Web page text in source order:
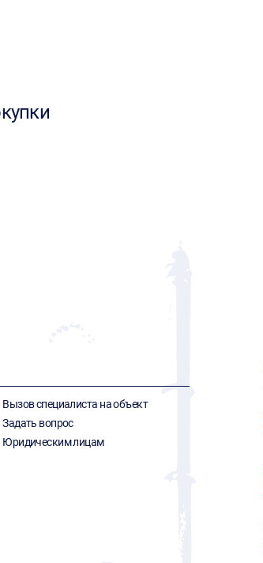
Вызов специалиста на объект
Задать вопрос
Юридическим лицам